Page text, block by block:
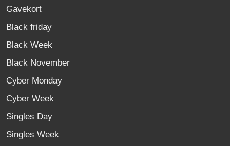
Gavekort
Black friday
Black Week
Black November
Cyber Monday
Cyber Week
Singles Day
Singles Week